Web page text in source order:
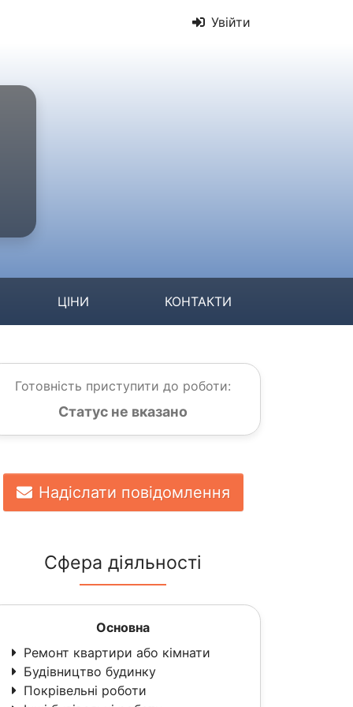
Увійти
ЦІНИ КОНТАКТИ
Готовність приступити до роботи:
Статус не вказано
Надіслати повідомлення
Сфера діяльності
Основна
Ремонт квартири або кімнати
Будівництво будинку
Покрівельні роботи